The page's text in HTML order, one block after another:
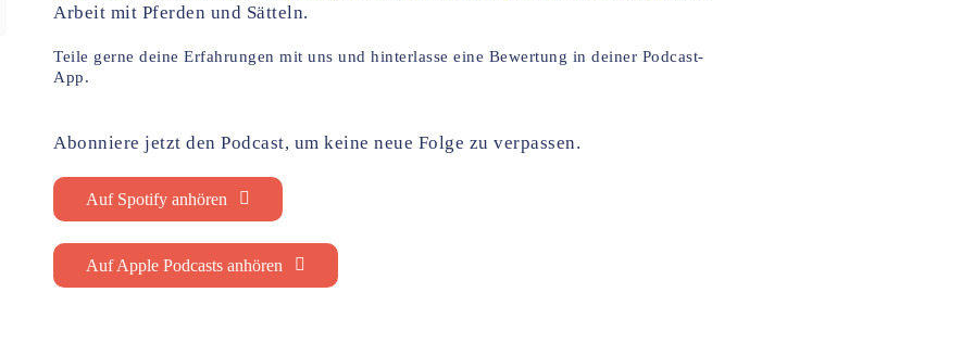
Arbeit mit Pferden und Sätteln.
Teile gerne deine Erfahrungen mit uns und hinterlasse eine Bewertung in deiner Podcast-
App.
Abonniere jetzt den Podcast, um keine neue Folge zu verpassen.
Auf Spotify anhören
Auf Apple Podcasts anhören